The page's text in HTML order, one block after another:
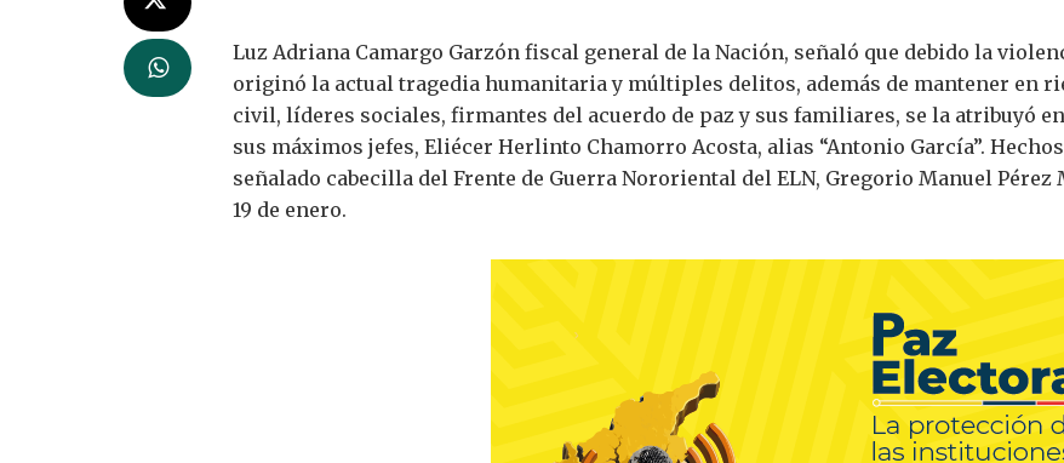
Luz Adriana Camargo Garzón fiscal general de la Nación, señaló que debido la
originó la actual tragedia humanitaria y múltiples delitos, además de mantener en
civil, líderes sociales, firmantes del acuerdo de paz y sus familiares, se la atribuyó en
sus máximos jefes, Eliécer Herlinto Chamorro Acosta, alias “Antonio García”.
señalado cabecilla del Frente de Guerra Nororiental del ELN, Gregorio Manuel Pérez
19 de enero.